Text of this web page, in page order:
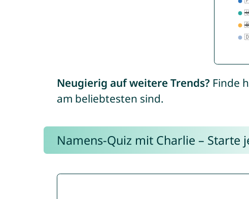
Neugierig auf weitere Trends? Finde
am beliebtesten sind.
Namens-Quiz mit Charlie – Starte